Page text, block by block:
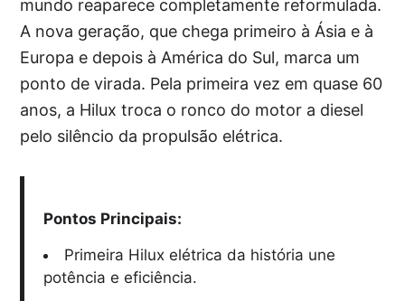
mundo reaparece completamente reformulada.
A nova geração, que chega primeiro à Ásia e à
Europa e depois à América do Sul, marca um
ponto de virada. Pela primeira vez em quase 60
anos, a Hilux troca o ronco do motor a diesel
pelo silêncio da propulsão elétrica.
Pontos Principais:
Primeira Hilux elétrica da história une
potência e eficiência.